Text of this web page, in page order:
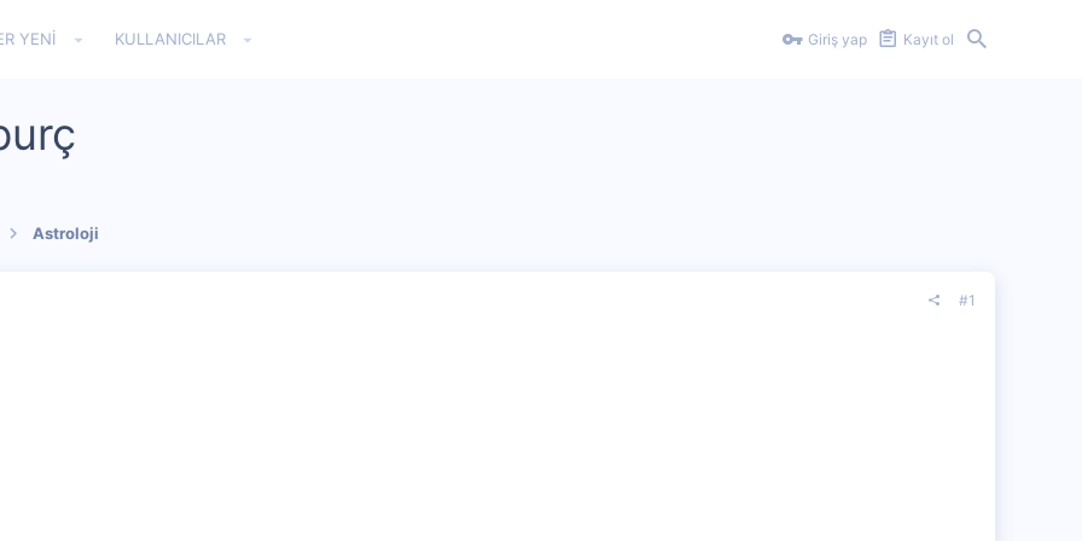
YENI KULLANICILAR Giriş yap Kayıt ol
Astroloji
#1